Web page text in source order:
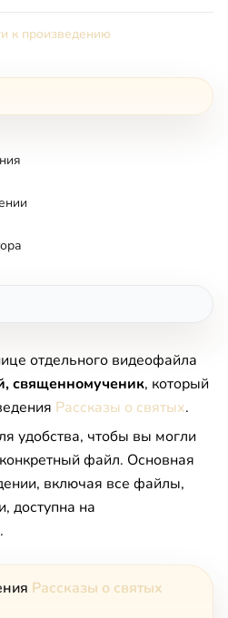
к произведению
отдельного видеофайла
священномученик, который
Рассказы о святых.
удобства, чтобы вы могли
файл. Основная
включая все файлы,
доступна на
.
Рассказы о святых